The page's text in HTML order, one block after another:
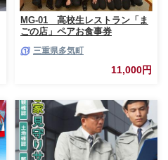
MG-01 高校生レストラン「ま
ごの店」ペアお食事券
三重県多気町
11,000円